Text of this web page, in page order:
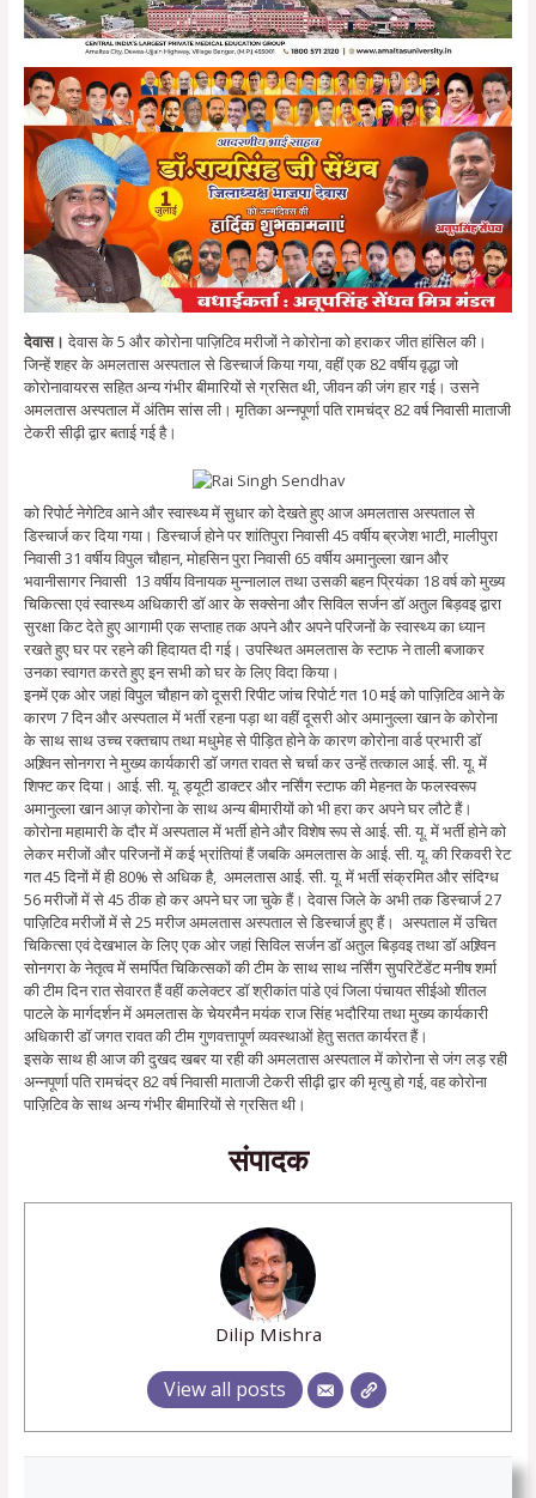
देवास। देवास के 5 और कोरोना पाज़िटिव मरीजों ने कोरोना को हराकर जीत हांसिल की।
जिन्हें शहर के अमलतास अस्पताल से डिस्चार्ज किया गया, वहीं एक 82 वर्षीय वृद्धा जो
कोरोनावायरस सहित अन्य गंभीर बीमारियों से ग्रसित थी, जीवन की जंग हार गई। उसने
अमलतास अस्पताल में अंतिम सांस ली। मृतिका अन्नपूर्णा पति रामचंद्र 82 वर्ष निवासी माताजी
टेकरी सीढ़ी द्वार बताई गई है।
को रिपोर्ट नेगेटिव आने और स्वास्थ्य में सुधार को देखते हुए आज अमलतास अस्पताल से
डिस्चार्ज कर दिया गया। डिस्चार्ज होने पर शांतिपुरा निवासी 45 वर्षीय ब्रजेश भाटी, मालीपुरा
निवासी 31 वर्षीय विपुल चौहान, मोहसिन पुरा निवासी 65 वर्षीय अमानुल्ला खान और
भवानीसागर निवासी 13 वर्षीय विनायक मुन्नालाल तथा उसकी बहन प्रियंका 18 वर्ष को मुख्य
चिकित्सा एवं स्वास्थ्य अधिकारी डॉ आर के सक्सेना और सिविल सर्जन डॉ अतुल बिड़वइ द्वारा
सुरक्षा किट देते हुए आगामी एक सप्ताह तक अपने और अपने परिजनों के स्वास्थ्य का ध्यान
रखते हुए घर पर रहने की हिदायत दी गई। उपस्थित अमलतास के स्टाफ ने ताली बजाकर
उनका स्वागत करते हुए इन सभी को घर के लिए विदा किया।
इनमें एक ओर जहां विपुल चौहान को दूसरी रिपीट जांच रिपोर्ट गत 10 मई को पाज़िटिव आने के
कारण 7 दिन और अस्पताल में भर्ती रहना पड़ा था वहीं दूसरी ओर अमानुल्ला खान के कोरोना
के साथ साथ उच्च रक्तचाप तथा मधुमेह से पीड़ित होने के कारण कोरोना वार्ड प्रभारी डॉ
अश्र्विन सोनगरा ने मुख्य कार्यकारी डॉ जगत रावत से चर्चा कर उन्हें तत्काल आई. सी. यू. में
शिफ्ट कर दिया। आई. सी. यू. ड्यूटी डाक्टर और नर्सिंग स्टाफ की मेहनत के फलस्वरूप
अमानुल्ला खान आज़ कोरोना के साथ अन्य बीमारीयों को भी हरा कर अपने घर लौटे हैं।
कोरोना महामारी के दौर में अस्पताल में भर्ती होने और विशेष रूप से आई. सी. यू. में भर्ती होने को
लेकर मरीजों और परिजनों में कई भ्रांतियां हैं जबकि अमलतास के आई. सी. यू. की रिकवरी रेट
गत 45 दिनों में ही 80% से अधिक है, अमलतास आई. सी. यू. में भर्ती संक्रमित और संदिग्ध
56 मरीजों में से 45 ठीक हो कर अपने घर जा चुके हैं। देवास जिले के अभी तक डिस्चार्ज 27
पाज़िटिव मरीजों में से 25 मरीज अमलतास अस्पताल से डिस्चार्ज हुए हैं। अस्पताल में उचित
चिकित्सा एवं देखभाल के लिए एक ओर जहां सिविल सर्जन डॉ अतुल बिड़वइ तथा डॉ अश्र्विन
सोनगरा के नेतृत्व में समर्पित चिकित्सकों की टीम के साथ साथ नर्सिंग सुपरिटेंडेंट मनीष शर्मा
की टीम दिन रात सेवारत हैं वहीं कलेक्टर डॉ श्रीकांत पांडे एवं जिला पंचायत सीईओ शीतल
पाटले के मार्गदर्शन में अमलतास के चेयरमैन मयंक राज सिंह भदौरिया तथा मुख्य कार्यकारी
अधिकारी डॉ जगत रावत की टीम गुणवत्तापूर्ण व्यवस्थाओं हेतु सतत कार्यरत हैं।
इसके साथ ही आज की दुखद खबर या रही की अमलतास अस्पताल में कोरोना से जंग लड़ रही
अन्नपूर्णा पति रामचंद्र 82 वर्ष निवासी माताजी टेकरी सीढ़ी द्वार की मृत्यु हो गई, वह कोरोना
पाज़िटिव के साथ अन्य गंभीर बीमारियों से ग्रसित थी।
संपादक
Dilip Mishra
View all posts